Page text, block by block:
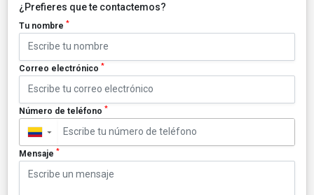
¿Prefieres que te contactemos?
Tu nombre *
Correo electrónico *
Número de teléfono *
▼
Mensaje *